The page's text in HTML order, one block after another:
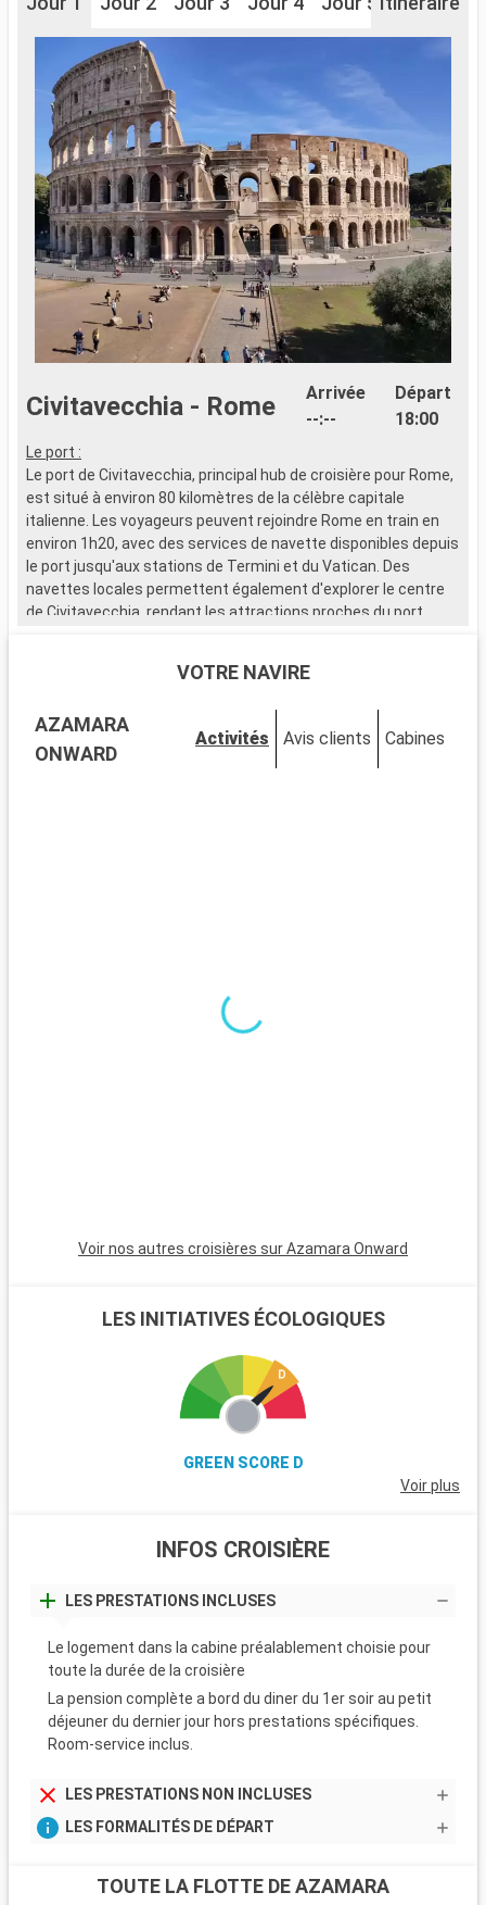
Civitavecchia - Rome
Arrivée
--:--
Départ
18:00
Le port :
Le port de Civitavecchia, principal hub de croisière pour Rome,
est situé à environ 80 kilomètres de la célèbre capitale
italienne. Les voyageurs peuvent rejoindre Rome en train en
environ 1h20, avec des services de navette disponibles depuis
le port jusqu'aux stations de Termini et du Vatican. Des
navettes locales permettent également d'explorer le centre
de Civitavecchia, rendant les attractions proches du port
Civitavecchia, une ville portuaire chargée d'histoire, abrite
plusieurs sites d'intérêt près du port. Découvrez la Forteresse
Michelangelo, un bastion de la Renaissance offrant de
étape incontournable avec ses sites historiques et
artistiques. Visitez des lieux emblématiques comme le
VOTRE NAVIRE
AZAMARA
ONWARD
Activités Avis clients Cabines
Voir nos autres croisières sur Azamara Onward
LES INITIATIVES ÉCOLOGIQUES
GREEN SCORE D
Voir plus
INFOS CROISIÈRE
LES PRESTATIONS INCLUSES
Le logement dans la cabine préalablement choisie pour
toute la durée de la croisière
La pension complète a bord du diner du 1er soir au petit
déjeuner du dernier jour hors prestations spécifiques.
Room-service inclus.
LES PRESTATIONS NON INCLUSES
LES FORMALITÉS DE DÉPART
TOUTE LA FLOTTE DE AZAMARA